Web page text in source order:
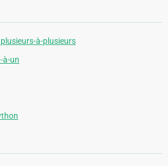
à-plusieurs
à-un